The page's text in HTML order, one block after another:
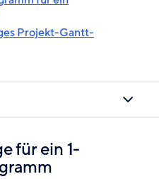
Projekt-Gantt-
für ein 1-